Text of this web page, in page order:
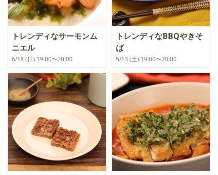
トレンディなサーモンム
ニエル
6/18 (日) 19:00〜20:00
トレンディなBBQやきそ
ば
5/13 (土) 19:00〜20:00